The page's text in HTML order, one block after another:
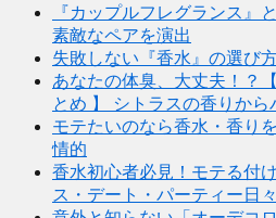
『カップルフレグランス』
素敵なペアを演出
失敗しない『香水』の選び
あなたの体臭、大丈夫！？
とめ 】 シトラスの香りから
モテたいのなら香水・香り
情的
香水初心者必見！モテる付
ス・デート・パーティー日